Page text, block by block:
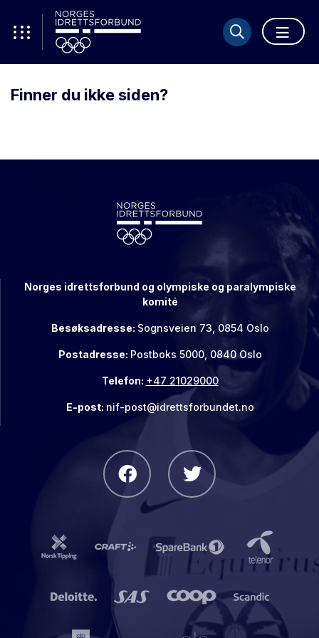
Finner du ikke siden?
Norges idrettsforbund og olympiske og paralympiske
komité
Besøksadresse: Sognsveien 73, 0854 Oslo
Postadresse: Postboks 5000, 0840 Oslo
Telefon: +47 21029000
E-post: nif-post@idrettsforbundet.no